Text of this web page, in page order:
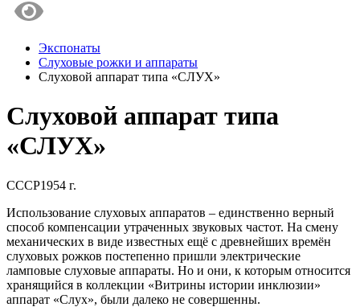
Экспонаты
Слуховые рожки и аппараты
Слуховой аппарат типа «СЛУХ»
Слуховой аппарат типа
«СЛУХ»
СССР1954 г.
Использование слуховых аппаратов – единственно верный
способ компенсации утраченных звуковых частот. На смену
механических в виде известных ещё с древнейших времён
слуховых рожков постепенно пришли электрические
ламповые слуховые аппараты. Но и они, к которым относится
хранящийся в коллекции «Витрины истории инклюзии»
аппарат «Слух», были далеко не совершенны.